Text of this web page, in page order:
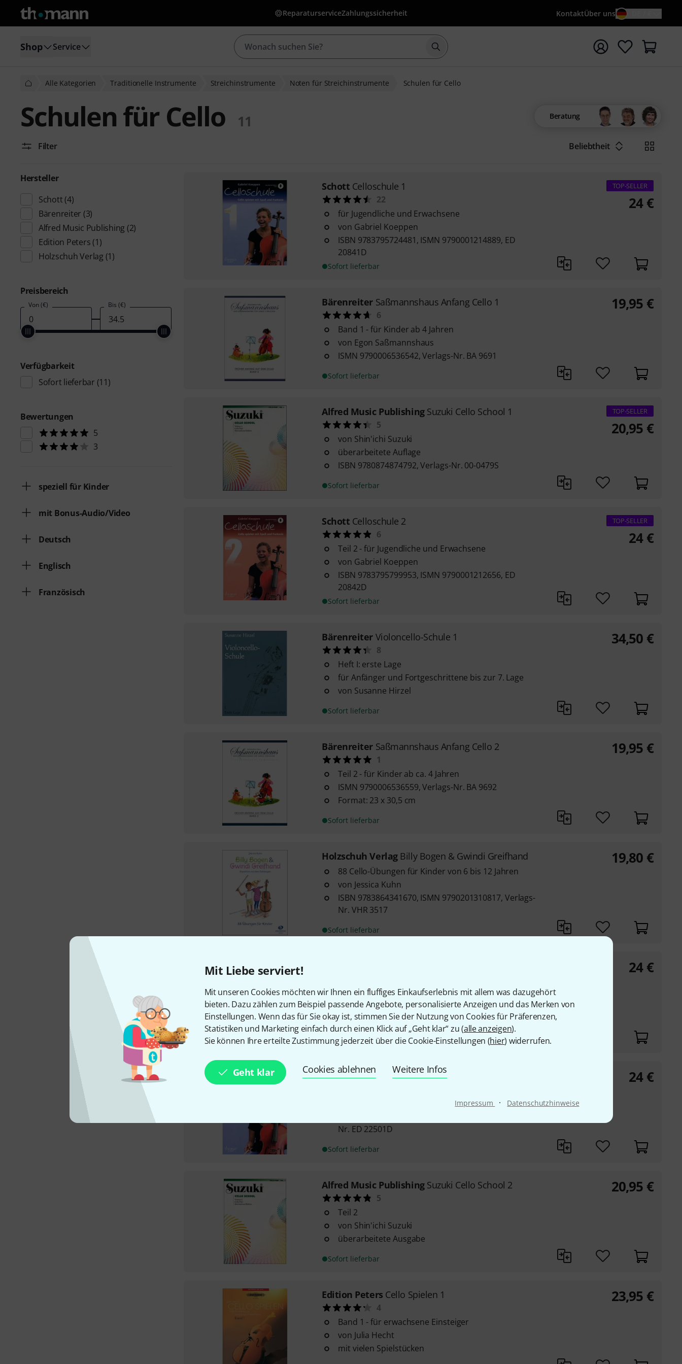
Mit Liebe serviert!
Mit unseren Cookies möchten wir Ihnen ein fluffiges Einkaufserlebnis mit allem was dazugehört
bieten. Dazu zählen zum Beispiel passende Angebote, personalisierte Anzeigen und das Merken von
Einstellungen. Wenn das für Sie okay ist, stimmen Sie der Nutzung von Cookies für Präferenzen,
Statistiken und Marketing einfach durch einen Klick auf „Geht klar“ zu (alle anzeigen).
Sie können Ihre erteilte Zustimmung jederzeit über die Cookie-Einstellungen (hier) widerrufen.
Geht klar Cookies ablehnen Weitere Infos
Impressum · Datenschutzhinweise
ReparaturserviceZahlungssicherheit KontaktÜber uns
Shop Service Suche mit Suchwort {searchTerm} starten
Alle Kategorien Traditionelle Instrumente Streichinstrumente Noten für Streichinstrumente Schulen für Cello
Schulen für Cello 11 Beratung
Filter Beliebtheit
Hersteller
Schott (4)
Bärenreiter (3)
Alfred Music Publishing (2)
Edition Peters (1)
Holzschuh Verlag (1)
Preisbereich
Von (€) Bis (€)
Verfügbarkeit
Sofort lieferbar (11)
Bewertungen
5
3
speziell für Kinder
mit Bonus-Audio/Video
Deutsch
Englisch
Französisch
Schott Celloschule 1
22
für Jugendliche und Erwachsene
von Gabriel Koeppen
ISBN 9783795724481, ISMN 9790001214889, ED
20841D
Sofort lieferbar
TOP-SELLER
24 €
Bärenreiter Saßmannshaus Anfang Cello 1
6
Band 1 - für Kinder ab 4 Jahren
von Egon Saßmannshaus
ISMN 9790006536542, Verlags-Nr. BA 9691
Sofort lieferbar
19,95 €
Alfred Music Publishing Suzuki Cello School 1
5
von Shin'ichi Suzuki
überarbeitete Auflage
ISBN 9780874874792, Verlags-Nr. 00-0479S
Sofort lieferbar
TOP-SELLER
20,95 €
Schott Celloschule 2
6
Teil 2 - für Jugendliche und Erwachsene
von Gabriel Koeppen
ISBN 9783795799953, ISMN 9790001212656, ED
20842D
Sofort lieferbar
TOP-SELLER
24 €
Bärenreiter Violoncello-Schule 1
8
Heft I: erste Lage
für Anfänger und Fortgeschrittene bis zur 7. Lage
von Susanne Hirzel
Sofort lieferbar
34,50 €
Bärenreiter Saßmannshaus Anfang Cello 2
1
Teil 2 - für Kinder ab ca. 4 Jahren
ISMN 9790006536559, Verlags-Nr. BA 9692
Format: 23 x 30,5 cm
Sofort lieferbar
19,95 €
Holzschuh Verlag Billy Bogen & Gwindi Greifhand
88 Cello-Übungen für Kinder von 6 bis 12 Jahren
von Jessica Kuhn
ISBN 9783864341670, ISMN 9790201310817, Verlags-
Nr. VHR 3517
Sofort lieferbar
19,80 €
von Gabriel Koeppen
für Jugendliche und Erwachsene
Sofort lieferbar
24 €
SchottCello Method 1
Nr. ED 22501D
Sofort lieferbar
24 €
Alfred Music Publishing Suzuki Cello School 2
5
Teil 2
von Shin'ichi Suzuki
überarbeitete Ausgabe
Sofort lieferbar
20,95 €
Edition Peters Cello Spielen 1
4
Band 1 - für erwachsene Einsteiger
von Julia Hecht
mit vielen Spielstücken
23,95 €